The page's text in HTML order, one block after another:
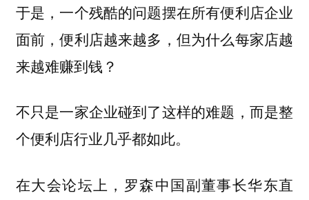
于是，一个残酷的问题摆在所有便利店企业
面前，便利店越来越多，但为什么每家店越
来越难赚到钱？
不只是一家企业碰到了这样的难题，而是整
个便利店行业几乎都如此。
在大会论坛上，罗森中国副董事长华东直